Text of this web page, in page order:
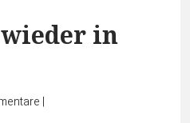
in
|